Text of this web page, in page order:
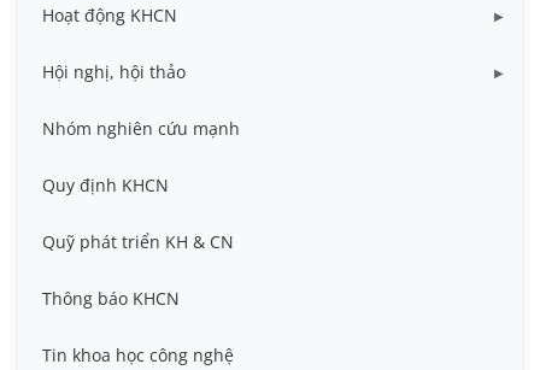
Dữ liệu Đề tài cấp Bộ
Dữ liệu Đề tài cấp Cơ sở
Hoạt động KHCN
Công bố khoa học
Đề tài cấp Bộ, Thành phố
Hội nghị, hội thảo
Hội nghị khoa học thường niên
Hội nghị Khoa học sinh viên
Hội nghị quốc tế và hội nghị khác
Nhóm nghiên cứu mạnh
Quy định KHCN
Quỹ phát triển KH & CN
Thông báo KHCN
Tin khoa học công nghệ